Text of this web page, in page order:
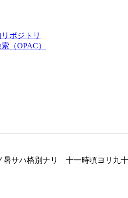
ポジトリ
（OPAC）
ハ格別ナリ 十一時頃ヨリ九十